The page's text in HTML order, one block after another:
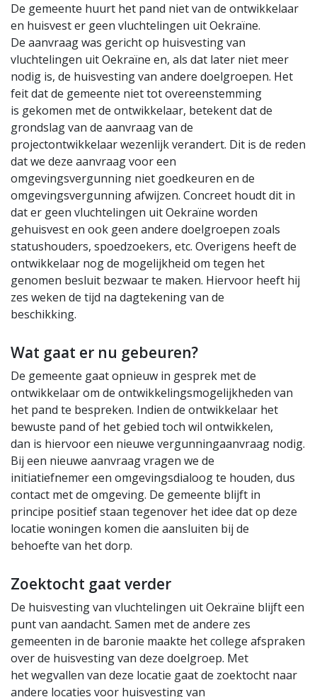
De gemeente huurt het pand niet van de ontwikkelaar
en huisvest er geen vluchtelingen uit Oekraïne.
De aanvraag was gericht op huisvesting van
vluchtelingen uit Oekraïne en, als dat later niet meer
nodig is, de huisvesting van andere doelgroepen. Het
feit dat de gemeente niet tot overeenstemming
is gekomen met de ontwikkelaar, betekent dat de
grondslag van de aanvraag van de
projectontwikkelaar wezenlijk verandert. Dit is de reden
dat we deze aanvraag voor een
omgevingsvergunning niet goedkeuren en de
omgevingsvergunning afwijzen. Concreet houdt dit in
dat er geen vluchtelingen uit Oekraïne worden
gehuisvest en ook geen andere doelgroepen zoals
statushouders, spoedzoekers, etc. Overigens heeft de
ontwikkelaar nog de mogelijkheid om tegen het
genomen besluit bezwaar te maken. Hiervoor heeft hij
zes weken de tijd na dagtekening van de
beschikking.
Wat gaat er nu gebeuren?
De gemeente gaat opnieuw in gesprek met de
ontwikkelaar om de ontwikkelingsmogelijkheden van
het pand te bespreken. Indien de ontwikkelaar het
bewuste pand of het gebied toch wil ontwikkelen,
dan is hiervoor een nieuwe vergunningaanvraag nodig.
Bij een nieuwe aanvraag vragen we de
initiatiefnemer een omgevingsdialoog te houden, dus
contact met de omgeving. De gemeente blijft in
principe positief staan tegenover het idee dat op deze
locatie woningen komen die aansluiten bij de
behoefte van het dorp.
Zoektocht gaat verder
De huisvesting van vluchtelingen uit Oekraïne blijft een
punt van aandacht. Samen met de andere zes
gemeenten in de baronie maakte het college afspraken
over de huisvesting van deze doelgroep. Met
het wegvallen van deze locatie gaat de zoektocht naar
andere locaties voor huisvesting van